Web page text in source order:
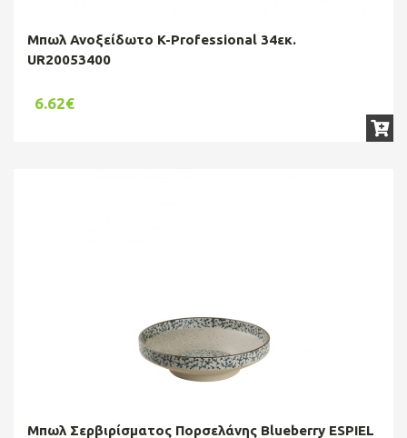
Μπωλ Ανοξείδωτο K-Professional 34εκ.
UR20053400
6.62€
Μπωλ Σερβιρίσματος Πορσελάνης Blueberry ESPIEL